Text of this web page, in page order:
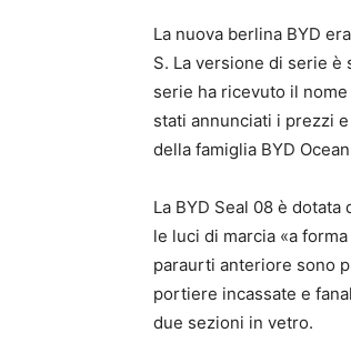
La nuova berlina BYD
S. La versione di serie è
serie ha ricevuto il
stati annunciati i prezzi
della famiglia BYD
La BYD Seal 08 è
le luci di marcia «a
paraurti anteriore sono
portiere incassate e
due sezioni in vetro.